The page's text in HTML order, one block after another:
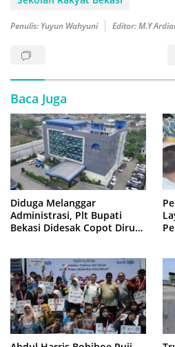
Penulis: Yuyun Wahyuni Editor: M.Y
Baca Juga
Diduga Melanggar
Administrasi, Plt Bupati
Bekasi Didesak Copot Dirum